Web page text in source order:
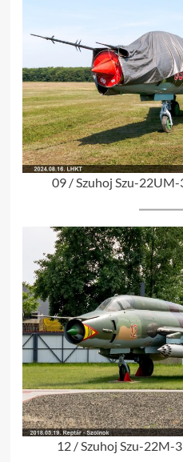
09 / Szuhoj Szu-
12 / Szuhoj Szu-22M-